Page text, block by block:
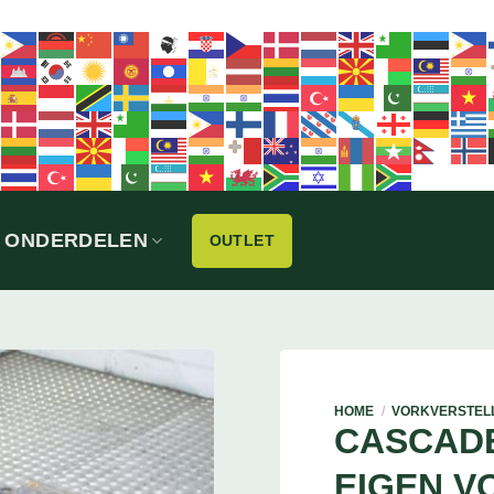
ONDERDELEN OUTLET
HOME /
EIGEN